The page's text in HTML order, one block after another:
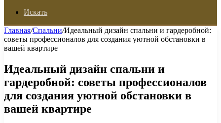
Искать
Главная/Спальни/Идеальный дизайн спальни и гардеробной:
советы профессионалов для создания уютной обстановки в
вашей квартире
Идеальный дизайн спальни и
гардеробной: советы профессионалов
для создания уютной обстановки в
вашей квартире